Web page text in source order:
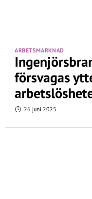
ARBETSMARKNAD
försvagas
26 juni 2025